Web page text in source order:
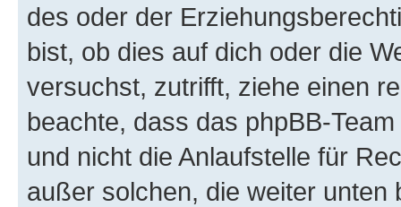
des oder der
bist, ob dies auf dich oder die
versuchst, zutrifft, ziehe einen
beachte, dass das phpBB-
und nicht die Anlaufstelle für
außer solchen, die weiter unten